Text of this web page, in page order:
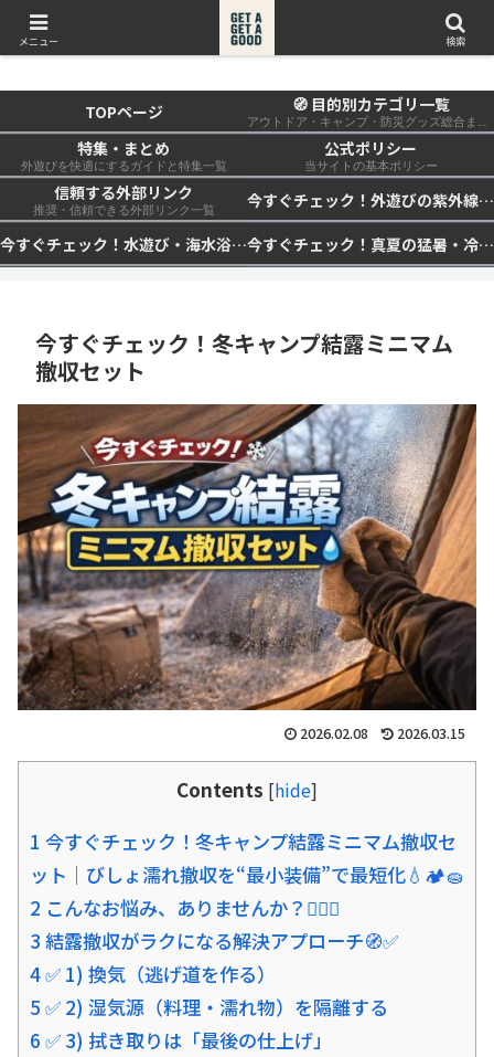
get a get a good
TOPページ 🧭 目的別カテゴリ一覧
アウトドア・キャンプ・防災グッズ総合まとめ
特集・まとめ
外遊びを快適にするガイドと特集一覧
公式ポリシー
当サイトの基本ポリシー
信頼する外部リンク
推奨・信頼できる外部リンク一覧
今すぐチェック！外遊びの紫外線対策・日差し快適化計画｜帽子・日傘・ウェア・日焼け止めを総まとめ☀️🏕️👓
今すぐチェック！水遊び・海水浴の快適化計画｜浮き輪・服装・日陰・安全対策を総まとめ🏖️🌊✨
今すぐチェック！真夏の猛暑・冷却・保冷快適化計画｜外遊び・キャンプ・車中泊の暑さ対策を総まとめ☀️🧊🏕️
今すぐチェック！冬キャンプ結露ミニマム
撤収セット
2026.02.08 2026.03.15
Contents [hide]
1 今すぐチェック！冬キャンプ結露ミニマム撤収セ
ット｜びしょ濡れ撤収を“最小装備”で最短化💧🏕️🧽
2 こんなお悩み、ありませんか？😵‍💫💧
3 結露撤収がラクになる解決アプローチ🧭✅
4 ✅ 1) 換気（逃げ道を作る）
5 ✅ 2) 湿気源（料理・濡れ物）を隔離する
6 ✅ 3) 拭き取りは「最後の仕上げ」
メニュー 検索